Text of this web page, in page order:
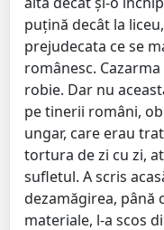
puţină decât la
prejudecata ce se
românesc.
robie. Dar nu
pe tinerii români,
ungar, care erau
tortura de zi cu zi,
sufletul. A scris
dezamăgirea, până
materiale, l-a scos